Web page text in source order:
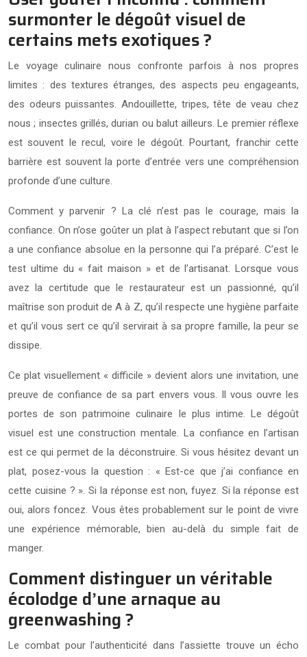
surmonter le dégoût visuel de
certains mets exotiques ?
Le voyage culinaire nous confronte parfois à nos propres
limites : des textures étranges, des aspects peu engageants,
des odeurs puissantes. Andouillette, tripes, tête de veau chez
nous ; insectes grillés, durian ou balut ailleurs. Le premier réflexe
est souvent le recul, voire le dégoût. Pourtant, franchir cette
barrière est souvent la porte d’entrée vers une compréhension
profonde d’une culture.
Comment y parvenir ? La clé n’est pas le courage, mais la
confiance. On n’ose goûter un plat à l’aspect rebutant que si l’on
a une confiance absolue en la personne qui l’a préparé. C’est le
test ultime du « fait maison » et de l’artisanat. Lorsque vous
avez la certitude que le restaurateur est un passionné, qu’il
maîtrise son produit de A à Z, qu’il respecte une hygiène parfaite
et qu’il vous sert ce qu’il servirait à sa propre famille, la peur se
dissipe.
Ce plat visuellement « difficile » devient alors une invitation, une
preuve de confiance de sa part envers vous. Il vous ouvre les
portes de son patrimoine culinaire le plus intime. Le dégoût
visuel est une construction mentale. La confiance en l’artisan
est ce qui permet de la déconstruire. Si vous hésitez devant un
plat, posez-vous la question : « Est-ce que j’ai confiance en
cette cuisine ? ». Si la réponse est non, fuyez. Si la réponse est
oui, alors foncez. Vous êtes probablement sur le point de vivre
une expérience mémorable, bien au-delà du simple fait de
manger.
Comment distinguer un véritable
écolodge d’une arnaque au
greenwashing ?
Le combat pour l’authenticité dans l’assiette trouve un écho